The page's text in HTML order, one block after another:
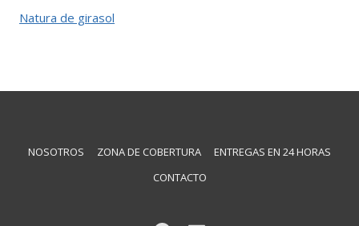
Natura de girasol
NOSOTROS ZONA DE COBERTURA
ENTREGAS EN 24 HORAS
CONTACTO